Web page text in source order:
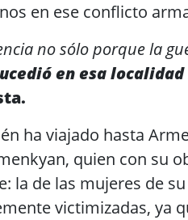
en ese conflicto
no sólo porque la
en esa
ha viajado hasta
quien con su
la de las mujeres de
victimizadas, ya